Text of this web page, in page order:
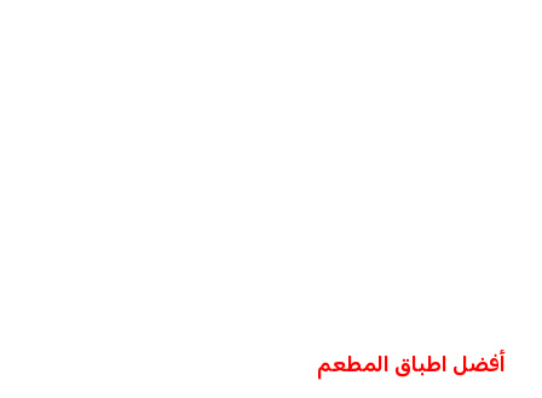
أفضل اطباق المطعم